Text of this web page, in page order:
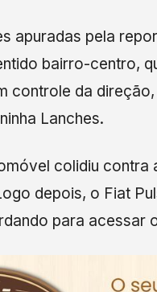
apuradas pela
bairro-centro,
controle da
Lanches.
colidiu contra
depois, o Fiat
para acessar